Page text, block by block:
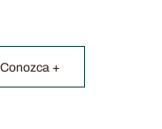
Conozca +